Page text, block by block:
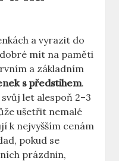
a vyrazit do
mít na paměti
a základním
s předstihem.
let alespoň 2–3
ušetřit nemalé
k nejvyšším cenám
pokud se
prázdnin,